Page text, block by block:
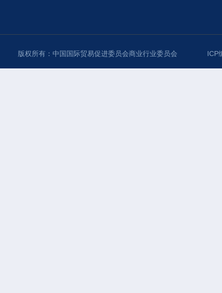
版权所有：中国国际贸易促进委员会商业行业委员会 ICP